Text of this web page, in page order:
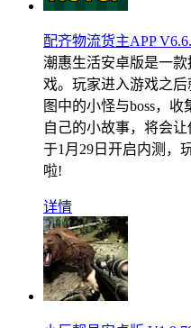
配齐物流货主APP
潮惠生活安卓版是一款
戏。玩家进入游戏之
图中的小怪与boss，
自己的小故事，将会
于1月29日开启内测，
啦!
详情